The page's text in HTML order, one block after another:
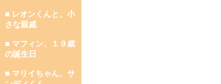
■ レオンくんと、小
さな親戚
■ マフィン、１９歳
の誕生日
■ マリイちゃん、サ